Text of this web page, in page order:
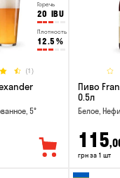
Горечь
20 IBU
Плотность
12.5 %
(1)
5°
Пиво
0.5л
Белое,
115
грн за 1 шт